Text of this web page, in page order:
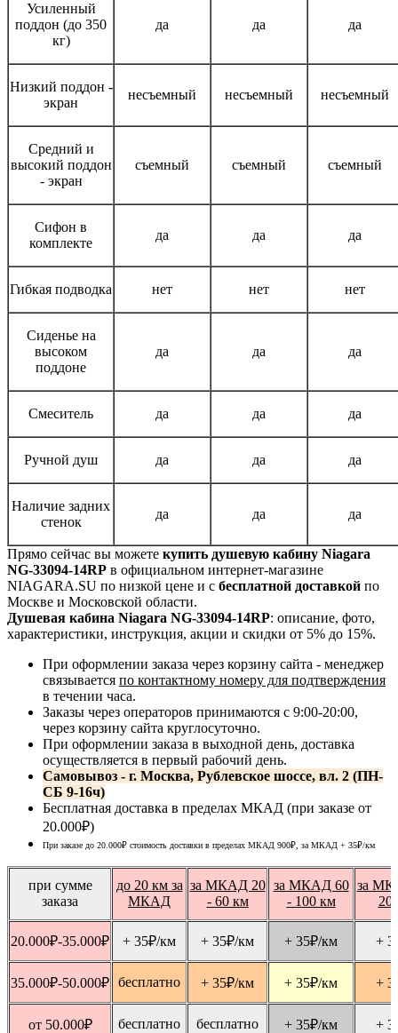
Усиленный
поддон (до 350
кг)
да да да
Низкий поддон -
экран
несъемный несъемный несъемный
Средний и
высокий поддон
- экран
съемный съемный съемный
Сифон в
комплекте
да да да
Гибкая подводка нет нет нет
Сиденье на
высоком
поддоне
да да да
Смеситель да да да
Ручной душ да да да
Наличие задних
стенок
да да да
Прямо сейчас вы можете купить душевую кабину Niagara
NG-33094-14RP в официальном интернет-магазине
NIAGARA.SU по низкой цене и с бесплатной доставкой по
Москве и Московской области.
Душевая кабина Niagara NG-33094-14RP: описание, фото,
характеристики, инструкция, акции и скидки от 5% до 15%.
При оформлении заказа через корзину сайта - менеджер
связывается по контактному номеру для подтверждения
в течении часа.
Заказы через операторов принимаются с 9:00-20:00,
через корзину сайта круглосуточно.
При оформлении заказа в выходной день, доставка
осуществляется в первый рабочий день.
Самовывоз - г. Москва, Рублевское шоссе, вл. 2 (ПН-
СБ 9-16ч)
Бесплатная доставка в пределах МКАД (при заказе от
20.000₽)
При заказе до 20.000₽ стоимость доставки в пределах МКАД 900₽, за МКАД + 35₽/км
при сумме
заказа
до 20 км за
МКАД
за МКАД 20
- 60 км
за МКАД 60
- 100 км
за
20.000₽-35.000₽ + 35₽/км + 35₽/км + 35₽/км +
35.000₽-50.000₽ бесплатно + 35₽/км + 35₽/км +
от 50.000₽ бесплатно бесплатно + 35₽/км +